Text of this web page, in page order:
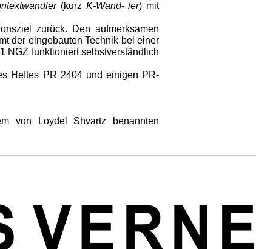
(kurz K-Wand- /er) mit
zurück. Den aufmerksamen
der eingebauten Technik bei einer
NGZ funktioniert selbstverständlich
Heftes PR 2404 und einigen PR-
von Loydel Shvartz benannten